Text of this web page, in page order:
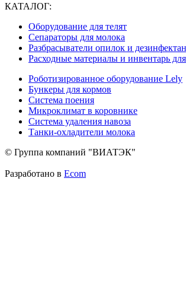
КАТАЛОГ:
Оборудование для телят
Сепараторы для молока
Разбрасыватели опилок и
Расходные материалы и инвентарь
Роботизированное оборудование Lely
Бункеры для кормов
Система поения
Микроклимат в коровнике
Система удаления навоза
Танки-охладители молока
© Группа компаний "ВИАТЭК"
Разработано в Ecom